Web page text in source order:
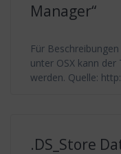
Manager“
Für
unter OSX kann
werden. Quelle:
.DS_Store